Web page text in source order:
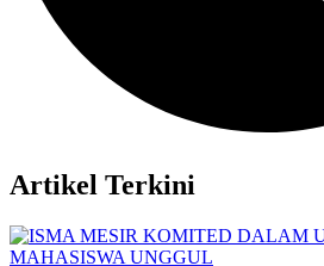
Artikel Terkini